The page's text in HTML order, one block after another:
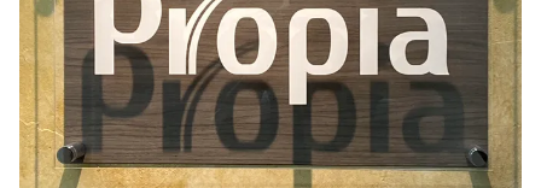
皆さんが安心してお仕事ができるように研修を行います。
1～3ヶ月ほどで入客できるまで丁寧にサポートしますのでご安心
ください。
■一般の理美容技術だけじゃない！